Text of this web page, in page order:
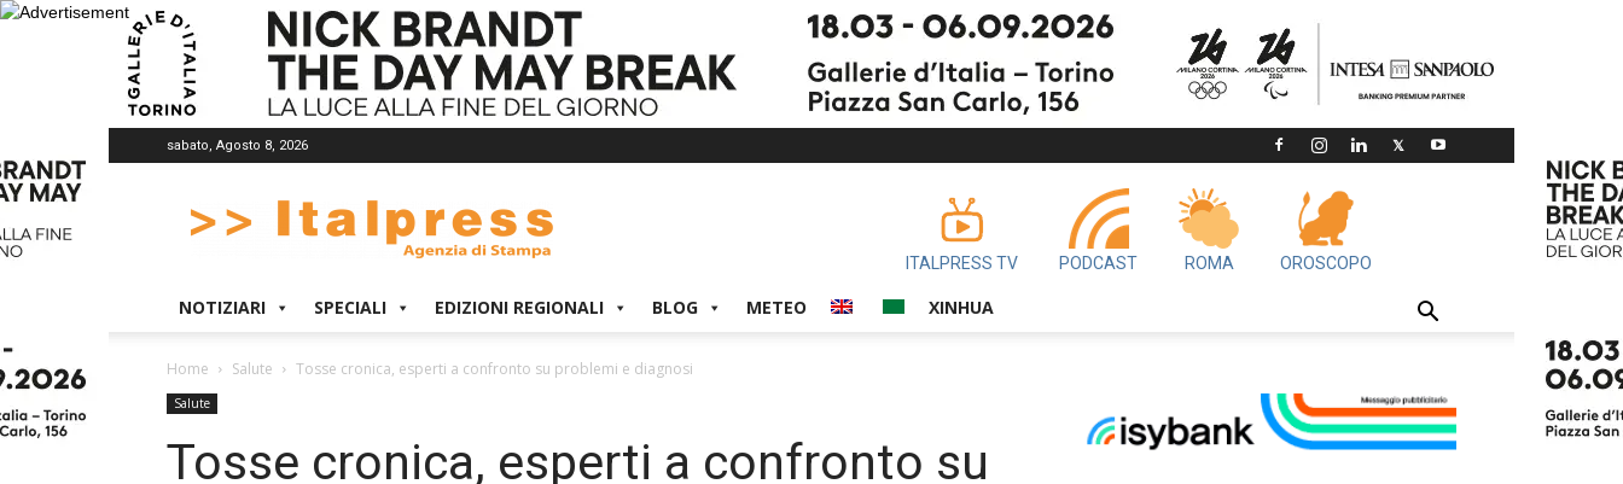
sabato, Agosto 8, 2026
ITALPRESS TV PODCAST ROMA OROSCOPO
NOTIZIARI SPECIALI EDIZIONI REGIONALI BLOG METEO XINHUA
Home Salute Tosse cronica, esperti a confronto su problemi e diagnosi
Salute
Tosse cronica, esperti a confronto su